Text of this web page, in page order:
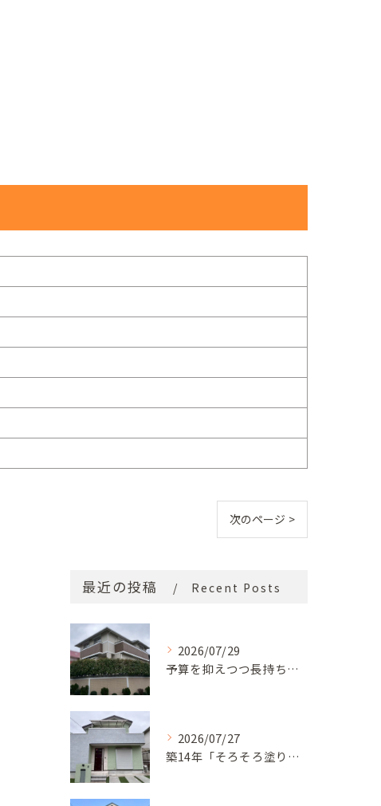
次のページ >
最近の投稿 Recent Posts
2026/07/29
予算を抑えつつ長持ち！築33年モルタル外壁と屋根の塗り替え
2026/07/27
築14年「そろそろ塗り替え時？」コケ・汚れが気になっていた神戸市北区M様邸が新築同様の美しい外観に蘇るまで